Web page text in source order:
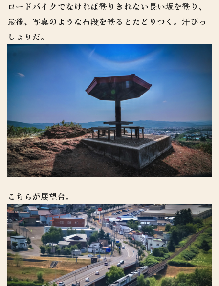
ロードバイクでなければ登りきれない長い坂を登り、
最後、写真のような石段を登るとたどりつく。汗びっ
しょりだ。
こちらが展望台。